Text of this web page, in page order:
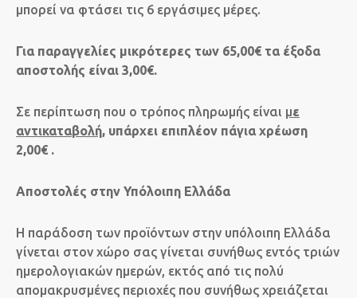
μπορεί να φτάσει τις 6 εργάσιμες μέρες.
Για παραγγελίες μικρότερες των 65,00€ τα έξοδα
αποστολής είναι 3,00€.
Σε περίπτωση που ο τρόπος πληρωμής είναι με
αντικαταβολή, υπάρχει επιπλέον πάγια χρέωση
2,00€ .
Αποστολές στην Υπόλοιπη Ελλάδα
H παράδοση των προϊόντων στην υπόλοιπη Ελλάδα
γίνεται στον χώρο σας γίνεται συνήθως εντός τριών
ημερολογιακών ημερών, εκτός από τις πολύ
απομακρυσμένες περιοχές που συνήθως χρειάζεται